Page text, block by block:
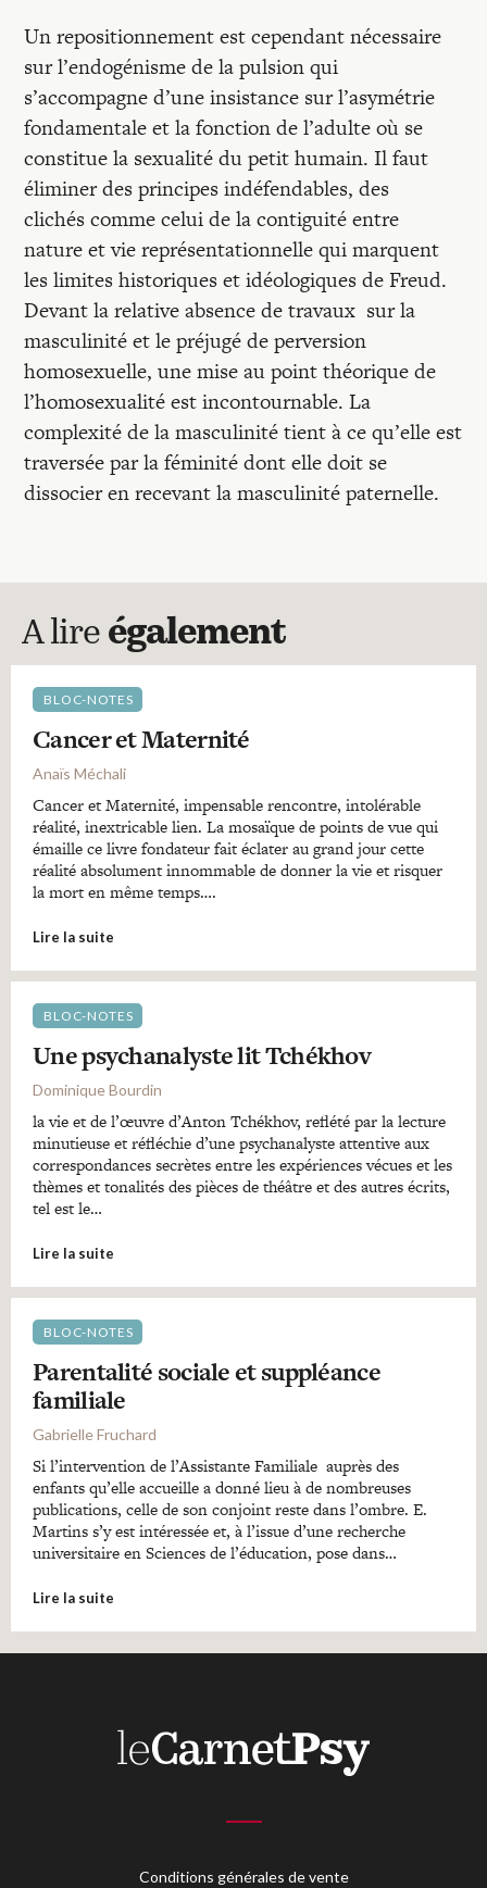
Un repositionnement est cependant nécessaire
sur l’endogénisme de la pulsion qui
s’accompagne d’une insistance sur l’asymétrie
fondamentale et la fonction de l’adulte où se
constitue la sexualité du petit humain. Il faut
éliminer des principes indéfendables, des
clichés comme celui de la contiguité entre
nature et vie représentationnelle qui marquent
les limites historiques et idéologiques de Freud.
Devant la relative absence de travaux sur la
masculinité et le préjugé de perversion
homosexuelle, une mise au point théorique de
l’homosexualité est incontournable. La
complexité de la masculinité tient à ce qu’elle est
traversée par la féminité dont elle doit se
dissocier en recevant la masculinité paternelle.
A lire également
BLOC-NOTES
Cancer et Maternité
Anaïs Méchali
Cancer et Maternité, impensable rencontre, intolérable
réalité, inextricable lien. La mosaïque de points de vue qui
émaille ce livre fondateur fait éclater au grand jour cette
réalité absolument innommable de donner la vie et risquer
la mort en même temps….
Lire la suite
BLOC-NOTES
Une psychanalyste lit Tchékhov
Dominique Bourdin
la vie et de l’œuvre d’Anton Tchékhov, reflété par la lecture
minutieuse et réfléchie d’une psychanalyste attentive aux
correspondances secrètes entre les expériences vécues et les
thèmes et tonalités des pièces de théâtre et des autres écrits,
tel est le…
Lire la suite
BLOC-NOTES
Parentalité sociale et suppléance
familiale
Gabrielle Fruchard
Si l’intervention de l’Assistante Familiale auprès des
enfants qu’elle accueille a donné lieu à de nombreuses
publications, celle de son conjoint reste dans l’ombre. E.
Martins s’y est intéressée et, à l’issue d’une recherche
universitaire en Sciences de l’éducation, pose dans…
Lire la suite
Conditions générales de vente